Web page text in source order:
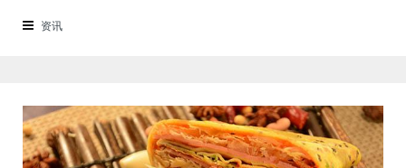
错，下面就为大家仔细分析一下这个汉堡品牌加盟费多少钱？快乐星汉堡加
资讯